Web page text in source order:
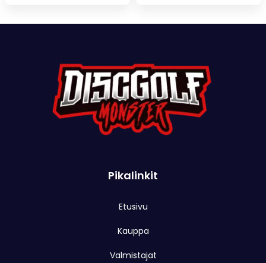
Pikalinkit
Etusivu
Kauppa
Valmistajat